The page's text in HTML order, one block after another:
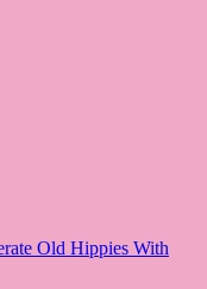
Old Hippies With